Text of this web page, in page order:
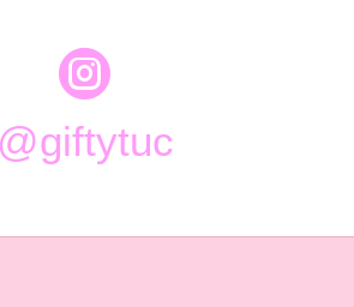

@giftytuc